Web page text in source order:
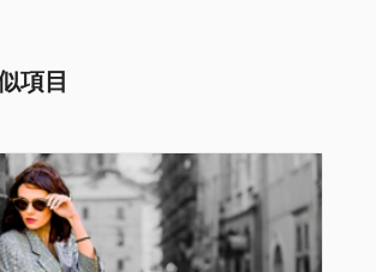
項目